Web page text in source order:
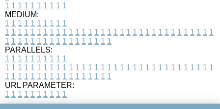
1 1 1 1 1 1 1 1 1 1
MEDIUM:
1 1 1 1 1 1 1 1 1 1
1 1 1 1 1 1 1 1 1 1 1 1 1 1 1 1 1 1 1 1 1 1 1 1 1 1 1 1 1 1 1 1 1
1 1 1 1 1 1 1 1 1 1 1 1 1 1 1 1 1
PARALLELS:
1 1 1 1 1 1 1 1 1 1
1 1 1 1 1 1 1 1 1 1 1 1 1 1 1 1 1 1 1 1 1 1 1 1 1 1 1 1 1 1 1 1 1
1 1 1 1 1 1 1 1 1 1 1 1 1 1 1 1 1
URL PARAMETER:
1 1 1 1 1 1 1 1 1 1